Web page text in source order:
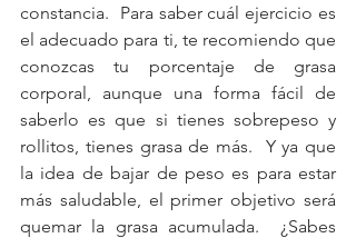
constancia.  Para saber cuál ejercicio es
el adecuado para ti, te recomiendo que
conozcas tu porcentaje de grasa
corporal, aunque una forma fácil de
saberlo es que si tienes sobrepeso y
rollitos, tienes grasa de más.  Y ya que
la idea de bajar de peso es para estar
más saludable, el primer objetivo será
quemar la grasa acumulada.  ¿Sabes